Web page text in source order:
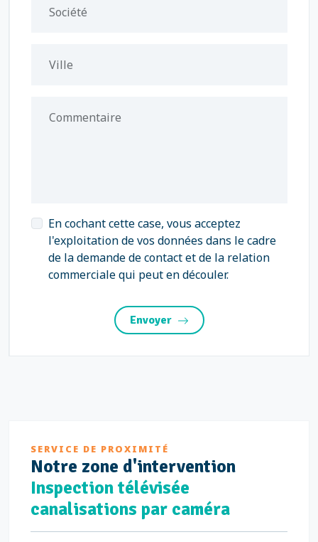
Société
Ville
Commentaire
En cochant cette case, vous acceptez
l'exploitation de vos données dans le cadre
de la demande de contact et de la relation
commerciale qui peut en découler.
Envoyer
SERVICE DE PROXIMITÉ
Notre zone d'intervention
Inspection télévisée
canalisations par caméra